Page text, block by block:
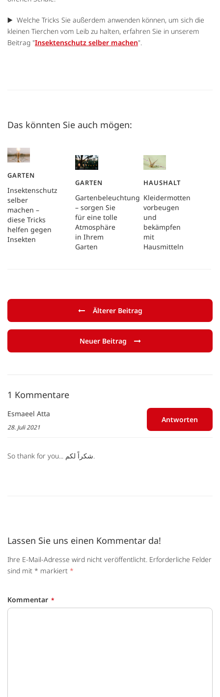
▶️ Welche Tricks Sie außerdem anwenden können, um sich die
kleinen Tierchen vom Leib zu halten, erfahren Sie in unserem
Beitrag "Insektenschutz selber machen".
Das könnten Sie auch mögen:
Insektenschutz
selber
machen –
diese Tricks
helfen gegen
Insekten
GARTEN
Gartenbeleuchtung
– sorgen Sie
für eine tolle
Atmosphäre
in Ihrem
Garten
GARTEN
Kleidermotten
vorbeugen
und
bekämpfen
mit
Hausmitteln
HAUSHALT
Älterer Beitrag
Neuer Beitrag
1 Kommentare
Esmaeel Atta
28. Juli 2021
So thank for you... شكراً لكم.
Antworten
Lassen Sie uns einen Kommentar da!
Ihre E-Mail-Adresse wird nicht veröffentlicht. Erforderliche Felder
sind mit * markiert *
Kommentar